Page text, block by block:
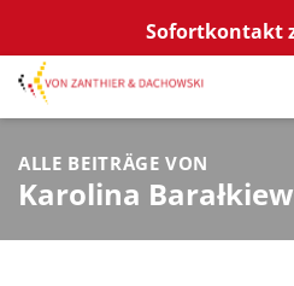
Sofortkontakt
Berlin
+49 30 88 03 59 0
Poznań / Warszawa
+48 61 85 82 55 0
ALLE BEITRÄGE VON
Karolina